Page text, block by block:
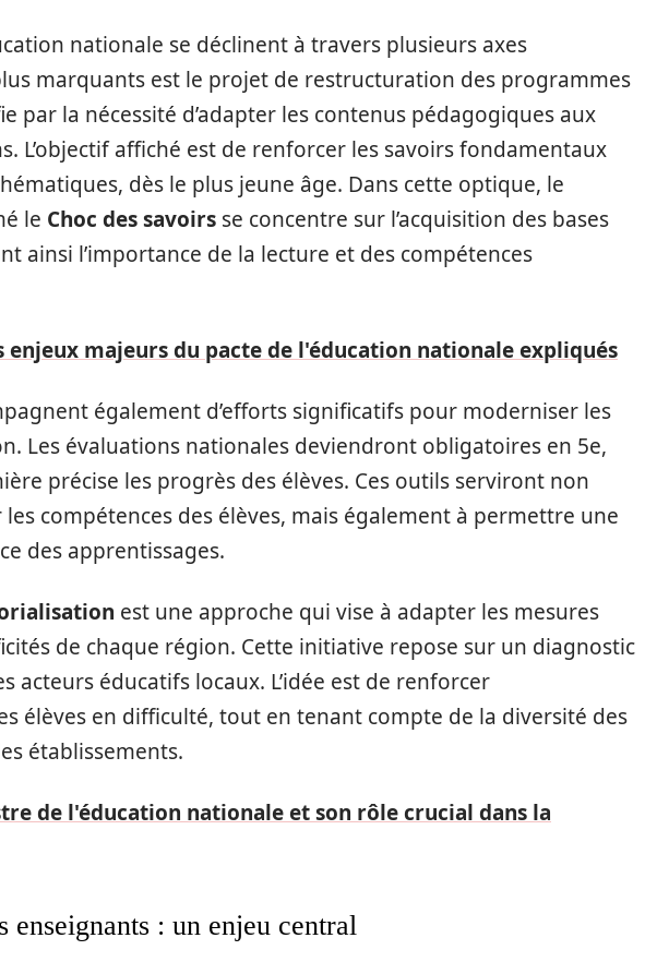
nationale se déclinent à travers plusieurs axes
marquants est le projet de restructuration des programmes
par la nécessité d’adapter les contenus pédagogiques aux
L’objectif affiché est de renforcer les savoirs fondamentaux
dès le plus jeune âge. Dans cette optique, le
le Choc des savoirs se concentre sur l’acquisition des bases
ainsi l’importance de la lecture et des compétences
enjeux majeurs du pacte de l'éducation nationale expliqués
également d’efforts significatifs pour moderniser les
Les évaluations nationales deviendront obligatoires en 5e,
précise les progrès des élèves. Ces outils serviront non
compétences des élèves, mais également à permettre une
des apprentissages.
est une approche qui vise à adapter les mesures
de chaque région. Cette initiative repose sur un diagnostic
acteurs éducatifs locaux. L’idée est de renforcer
élèves en difficulté, tout en tenant compte de la diversité des
établissements.
de l'éducation nationale et son rôle crucial dans la
enseignants : un enjeu central